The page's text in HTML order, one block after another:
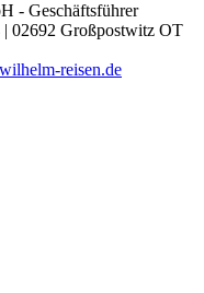
- Geschäftsführer
| 02692 Großpostwitz OT
reisen.de